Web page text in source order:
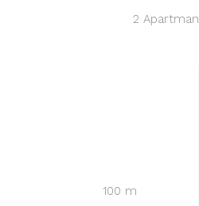
2 Apartman
100 m